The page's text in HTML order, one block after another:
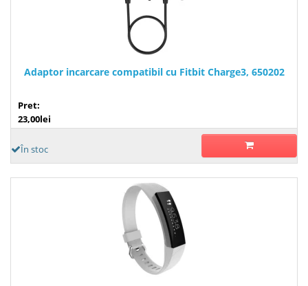
Adaptor incarcare compatibil cu Fitbit Charge3, 650202
Pret:
23,00lei
În stoc